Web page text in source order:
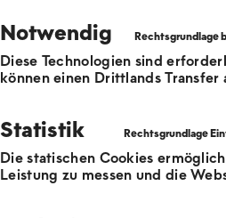
Notwendig
Diese Technologien sind
können einen Drittlands Transfer
Statistik
Die statischen Cookies
Leistung zu messen und die